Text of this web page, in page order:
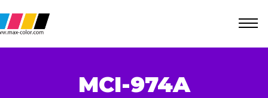
MCI-974A